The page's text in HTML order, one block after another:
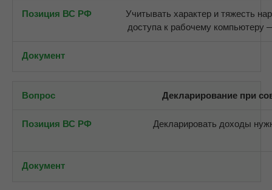
Учитывать характер и тяжесть
доступа к рабочему компьютеру
Декларирование при
Декларировать доходы